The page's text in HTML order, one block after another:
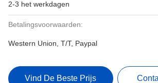
2-3 het werkdagen
Betalingsvoorwaarden:
Western Union, T/T, Paypal
Vind De Beste Prijs